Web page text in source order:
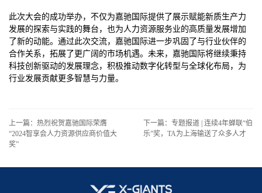
此次大会的成功举办，不仅为嘉驰国际提供了展示赋能新质生产力
发展的探索与实践的舞台，也为人力资源服务业的高质量发展增加
了新的动能。通过此次交流，嘉驰国际进一步巩固了与行业伙伴的
合作关系，拓展了更广阔的市场机遇。未来，嘉驰国际将继续秉持
科技创新驱动的发展理念，积极推动数字化转型与全球化布局，为
行业发展贡献更多智慧与力量。
上一篇：热烈祝贺嘉驰国际荣膺
“2024智享会人力资源供应商价值大
奖”
下一篇：专题报道 | 连续4年蝉联“伯
乐”奖，TA为上海输送了众多人才